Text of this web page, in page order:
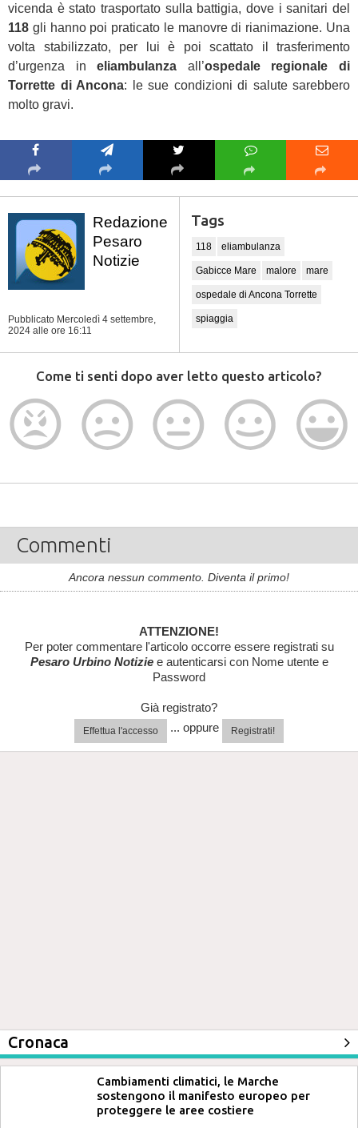
vicenda è stato trasportato sulla battigia, dove i sanitari del
118 gli hanno poi praticato le manovre di rianimazione. Una
volta stabilizzato, per lui è poi scattato il trasferimento
d’urgenza ineliambulanza all’ospedale regionale di
Torrette di Ancona: le sue condizioni di salute sarebbero
molto gravi.
Redazione
Pesaro
Notizie
Pubblicato Mercoledì 4 settembre,
2024 alle ore 16:11
Tags
118 eliambulanza
Gabicce Mare malore mare
ospedale di Ancona Torrette
spiaggia
Come ti senti dopo aver letto questo articolo?
Commenti
Ancora nessun commento. Diventa il primo!
ATTENZIONE!
Per poter commentare l'articolo occorre essere registrati su
Pesaro Urbino Notiziee autenticarsi con Nome utente e
Password
Già registrato?
Effettua l'accesso ... oppure Registrati!
Cronaca
Cambiamenti climatici, le Marche
sostengono il manifesto europeo per
proteggere le aree costiere